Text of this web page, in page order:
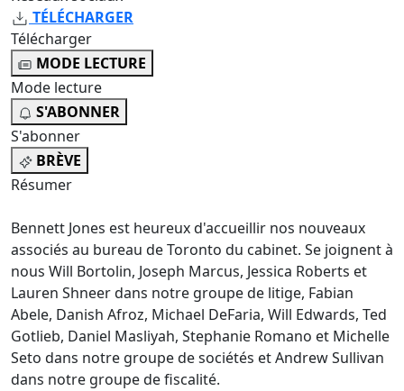
TÉLÉCHARGER
Télécharger
MODE LECTURE
Mode lecture
S'ABONNER
S'abonner
BRÈVE
Résumer
Bennett Jones est heureux d'accueillir nos nouveaux
associés au bureau de Toronto du cabinet. Se joignent à
nous Will Bortolin, Joseph Marcus, Jessica Roberts et
Lauren Shneer dans notre groupe de litige, Fabian
Abele, Danish Afroz, Michael DeFaria, Will Edwards, Ted
Gotlieb, Daniel Masliyah, Stephanie Romano et Michelle
Seto dans notre groupe de sociétés et Andrew Sullivan
dans notre groupe de fiscalité.